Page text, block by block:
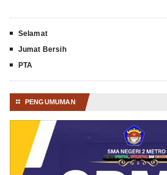
Selamat
Jumat Bersih
PTA
⚏ PENGUMUMAN